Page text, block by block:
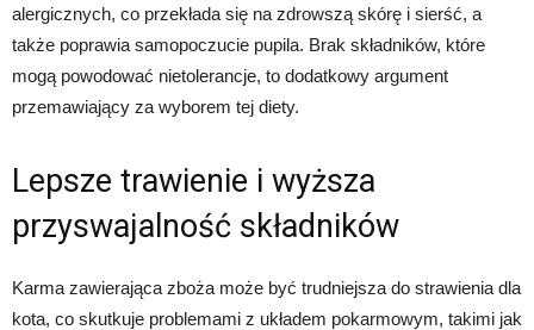
alergicznych, co przekłada się na zdrowszą skórę i sierść, a
także poprawia samopoczucie pupila. Brak składników, które
mogą powodować nietolerancje, to dodatkowy argument
przemawiający za wyborem tej diety.
Lepsze trawienie i wyższa
przyswajalność składników
Karma zawierająca zboża może być trudniejsza do strawienia dla
kota, co skutkuje problemami z układem pokarmowym, takimi jak